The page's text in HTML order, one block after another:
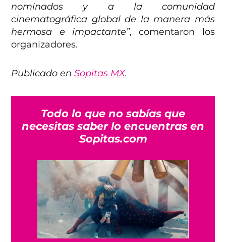
nominados y a la comunidad
cinematográfica global de la manera más
hermosa e impactante”, comentaron los
organizadores.
Publicado enSopitas MX.
Todo lo que no sabías que
necesitas saber lo encuentras en
Sopitas.com